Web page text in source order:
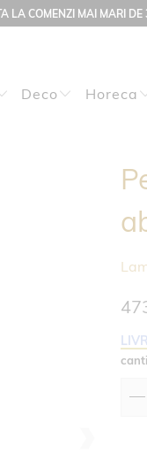
LA COMENZI MAI MARI DE
Deco Horeca